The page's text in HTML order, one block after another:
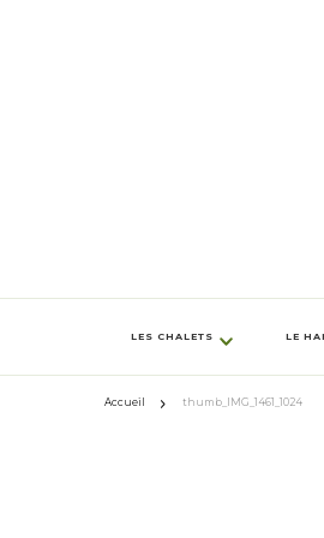
LES CHALETS LE
Accueil thumb_IMG_1461_1024